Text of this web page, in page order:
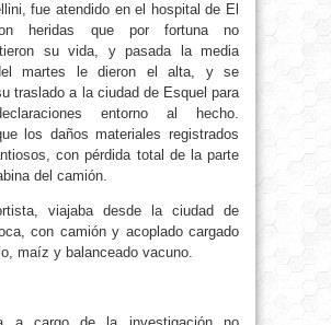
fue atendido en el hospital de El
heridas que por fortuna no
su vida, y pasada la media
martes le dieron el alta, y se
traslado a la ciudad de Esquel para
entorno al hecho.
los daños materiales registrados
con pérdida total de la parte
del camión.
viajaba desde la ciudad de
con camión y acoplado cargado
maíz y balanceado vacuno.